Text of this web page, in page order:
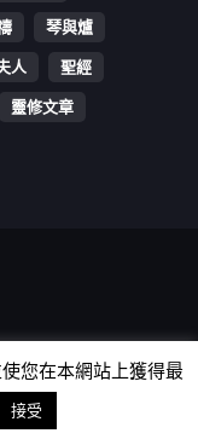
琴與爐
人
聖經
靈修文章
您在本網站上獲得最
接受